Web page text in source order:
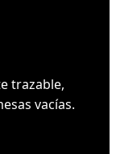
trazable,
vacías.